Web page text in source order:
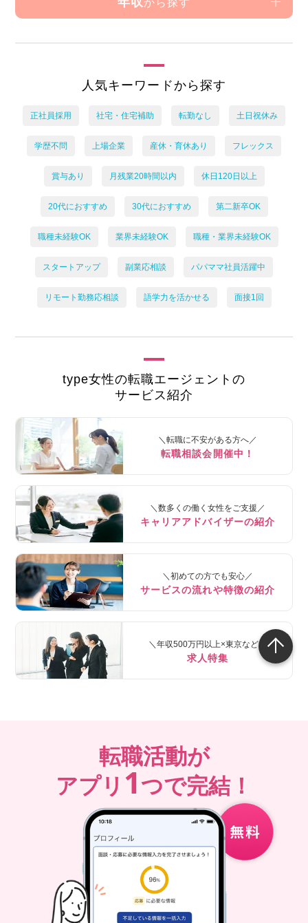
人気キーワードから探す
正社員採用 社宅・住宅補助 転勤なし 土日祝休み
学歴不問 上場企業 産休・育休あり フレックス
賞与あり 月残業20時間以内 休日120日以上
20代におすすめ 30代におすすめ 第二新卒OK
職種未経験OK 業界未経験OK 職種・業界未経験OK
スタートアップ 副業応相談 パパママ社員活躍中
リモート勤務応相談 語学力を活かせる 面接1回
type女性の転職エージェントの
サービス紹介
＼転職に不安がある方へ／
転職相談会開催中！
＼数多くの働く女性をご支援／
キャリアアドバイザーの紹介
＼初めての方でも安心／
サービスの流れや特徴の紹介
＼年収500万円以上×東京など／
求人特集
転職活動が
アプリ 1つで完結！